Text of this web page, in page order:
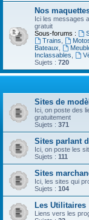
Nos
Ici les messages
gratuit
Sous-forums :
Trains
Bateaux
Inclassables
Sujets : 720
Sites de
Ici, on poste des
gratuitement
Sujets : 371
Sites parlant
Ici, on poste les
Sujets : 111
Sites
Ici, les sites qui
Sujets : 104
Les Utilitaires
Liens vers les